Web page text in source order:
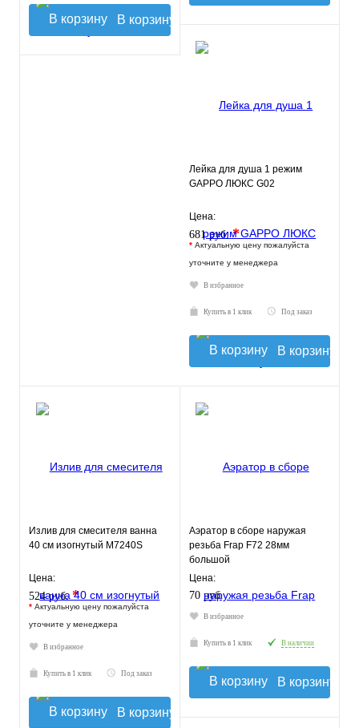
В корзину
Лейка для душа 1 режим
GAPPO ЛЮКС G02
Цена:
681 руб.*
* Актуальную цену пожалуйста
уточните у менеджера
В избранное
Купить в 1 клик Под заказ
В корзину
Излив для смесителя ванна
40 см изогнутый M7240S
Цена:
524 руб. *
* Актуальную цену пожалуйста
уточните у менеджера
В избранное
Купить в 1 клик Под заказ
В корзину
Аэратор в сборе наружая
резьба Frap F72 28мм
большой
Цена:
70 руб.
В избранное
Купить в 1 клик В наличии
В корзину